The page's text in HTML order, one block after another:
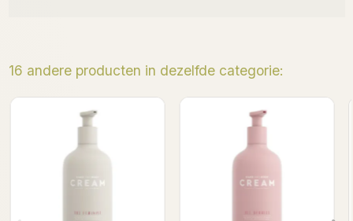
16 andere producten in dezelfde categorie:
Egoista - Hand & Body
Cream 370ml
Home Spa Proefbox